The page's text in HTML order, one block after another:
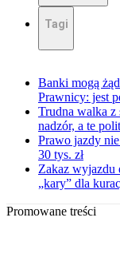
Tagi
Banki mogą
Prawnicy: jest
Trudna walka
nadzór, a te
Prawo jazdy
30 tys. zł
Zakaz wyjazdu
„kary” dla
Promowane treści